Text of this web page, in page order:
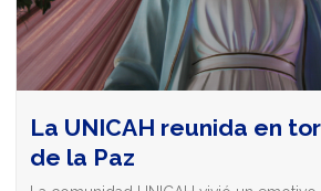
La UNICAH reunida en
de la Paz